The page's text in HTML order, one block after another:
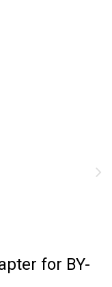
for BY-